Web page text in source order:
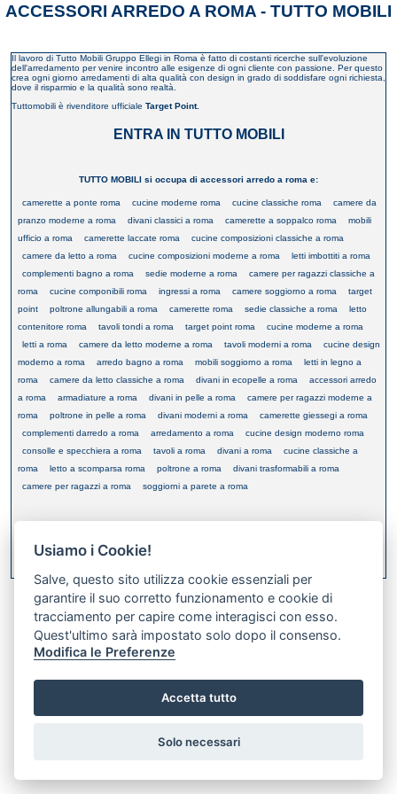
ACCESSORI ARREDO A ROMA - TUTTO MOBILI
Il lavoro di Tutto Mobili Gruppo Ellegi in Roma è fatto di costanti ricerche sull'evoluzione
dell'arredamento per venire incontro alle esigenze di ogni cliente con passione. Per questo
crea ogni giorno arredamenti di alta qualità con design in grado di soddisfare ogni richiesta,
dove il risparmio e la qualità sono realtà.
Tuttomobili è rivenditore ufficiale Target Point.
ENTRA IN TUTTO MOBILI
TUTTO MOBILI si occupa di accessori arredo a roma e:
camerette a ponte roma cucine moderne roma cucine classiche roma
camere da
pranzo moderne a roma
divani classici a roma camerette a soppalco roma
mobili
ufficio a roma
camerette laccate roma
cucine composizioni classiche a roma
camere da letto a roma
cucine composizioni moderne a roma
letti imbottiti a roma
complementi bagno a roma
sedie moderne a roma
camere per ragazzi classiche a
roma
cucine componibili roma ingressi a roma camere soggiorno a roma
target
point
poltrone allungabili a roma camerette roma sedie classiche a roma
letto
contenitore roma
tavoli tondi a roma target point roma
cucine moderne a roma
letti a roma
camere da letto moderne a roma tavoli moderni a roma
cucine design
moderno a roma
arredo bagno a roma mobili soggiorno a roma
letti in legno a
roma
camere da letto classiche a roma divani in ecopelle a roma
accessori arredo
a roma
armadiature a roma divani in pelle a roma
camere per ragazzi moderne a
roma
poltrone in pelle a roma divani moderni a roma
camerette giessegi a roma
complementi darredo a roma
arredamento a roma
cucine design moderno roma
consolle e specchiera a roma
tavoli a roma divani a roma
cucine classiche a
roma
letto a scomparsa roma poltrone a roma
divani trasformabili a roma
camere per ragazzi a roma
soggiorni a parete a roma
Usiamo i Cookie!
Salve, questo sito utilizza cookie essenziali per
garantire il suo corretto funzionamento e cookie di
tracciamento per capire come interagisci con esso.
Quest'ultimo sarà impostato solo dopo il consenso.
Modifica le Preferenze
Accetta tutto
Solo necessari
Preferenze GDPR Cookie